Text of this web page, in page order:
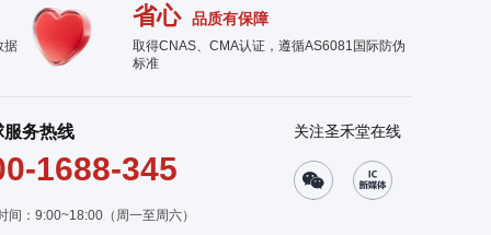
据
省心 品质有保障
取得CNAS、CMA认证，遵循AS6081国际防伪
标准
服务热线
1688-345
间：9:00~18:00（周一至周六）
关注圣禾堂在线